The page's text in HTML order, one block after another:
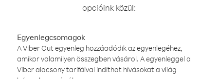
opcióink közül:
Egyenlegcsomagok
A Viber Out egyenleg hozzáadódik az egyenlegéhez,
amikor valamilyen összegben vásárol. A egyenleggel a
Viber alacsony tarifáival indíthat hívásokat a világ